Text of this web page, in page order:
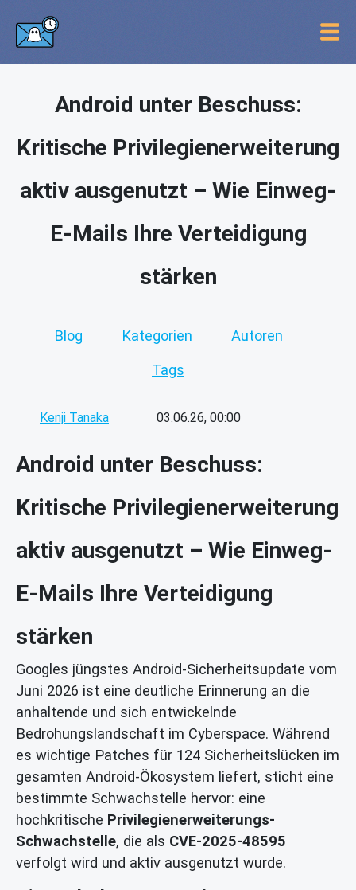
Android unter Beschuss:
Kritische Privilegienerweiterung
aktiv ausgenutzt – Wie Einweg-
E-Mails Ihre Verteidigung
stärken
Blog Kategorien Autoren
Tags
Kenji Tanaka 03.06.26, 00:00
Android unter Beschuss:
Kritische Privilegienerweiterung
aktiv ausgenutzt – Wie Einweg-
E-Mails Ihre Verteidigung
stärken
Googles jüngstes Android-Sicherheitsupdate vom
Juni 2026 ist eine deutliche Erinnerung an die
anhaltende und sich entwickelnde
Bedrohungslandschaft im Cyberspace. Während
es wichtige Patches für 124 Sicherheitslücken im
gesamten Android-Ökosystem liefert, sticht eine
bestimmte Schwachstelle hervor: eine
hochkritische Privilegienerweiterungs-
Schwachstelle, die als CVE-2025-48595
verfolgt wird und aktiv ausgenutzt wurde.